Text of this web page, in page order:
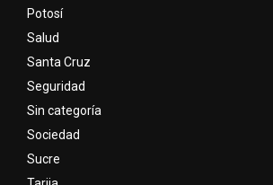
Potosí
Salud
Santa Cruz
Seguridad
Sin categoría
Sociedad
Sucre